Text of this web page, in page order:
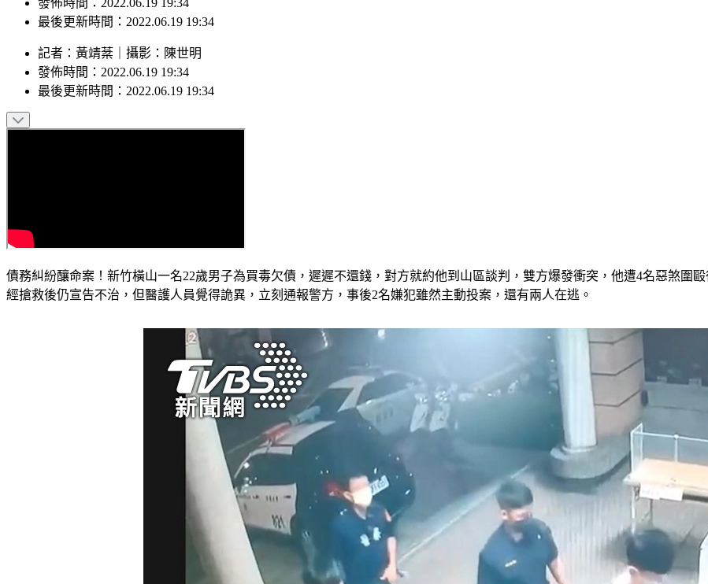
最後更新時間：2022.06.19 19:34
記者 ： 黃靖棻 攝影 ： 陳世明
發佈時間： 2022.06.19 19:34
最後更新時間： 2022.06.19 19:34
債務糾紛釀命案！新竹橫山一名22歲男子為買毒欠債，遲遲不還錢，對方就約他到山區談判，雙方爆發衝突，他遭4名惡煞圍
經搶救後仍宣告不治，但醫護人員覺得詭異，立刻通報警方，事後2名嫌犯雖然主動投案，還有兩人在逃。